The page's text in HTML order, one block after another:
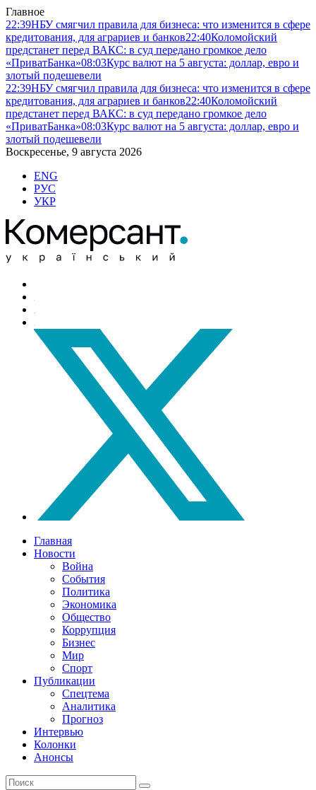
Главное
22:39НБУ смягчил правила для бизнеса: что изменится в сфере
кредитования, для аграриев и банков22:40Коломойский
предстанет перед ВАКС: в суд передано громкое дело
«ПриватБанка»08:03Курс валют на 5 августа: доллар, евро и
злотый подешевели
22:39НБУ смягчил правила для бизнеса: что изменится в сфере
кредитования, для аграриев и банков22:40Коломойский
предстанет перед ВАКС: в суд передано громкое дело
«ПриватБанка»08:03Курс валют на 5 августа: доллар, евро и
злотый подешевели
Воскресенье, 9 августа 2026
ENG
РУС
УКР
Главная
Новости
Война
События
Политика
Экономика
Общество
Коррупция
Бизнес
Мир
Спорт
Публикации
Спецтема
Аналитика
Прогноз
Интервью
Колонки
Анонсы